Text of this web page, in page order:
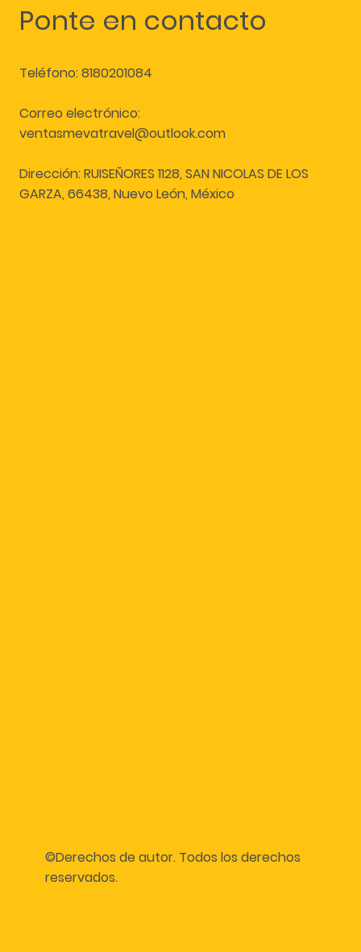
Ponte en contacto
Teléfono: 8180201084
Correo electrónico:
ventasmevatravel@outlook.com
Dirección: RUISEÑORES 1128, SAN NICOLAS DE LOS
GARZA, 66438, Nuevo León, México
©Derechos de autor. Todos los derechos
reservados.